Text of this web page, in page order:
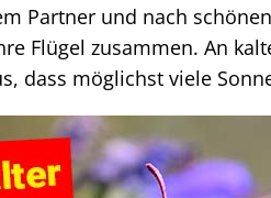
Partner und nach
Flügel zusammen. An
dass möglichst viele